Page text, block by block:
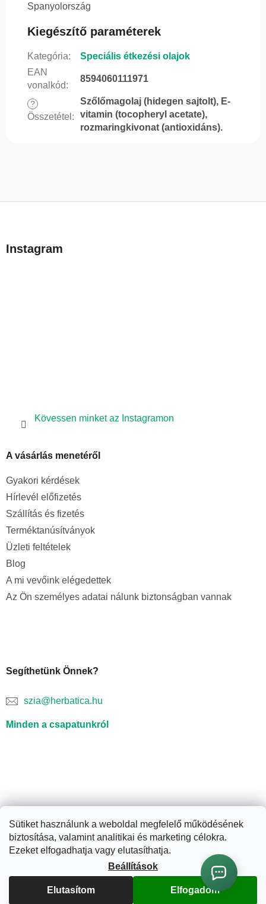
Sütiket használunk a weboldal megfelelő működésének
biztosítása, valamint analitikai és marketing célokra.
Ezeket elfogadhatja vagy elutasíthatja.
Beállítások
Elutasítom Elfogadom
Spanyolország
Kiegészítő paraméterek
Kategória:
Speciális étkezési olajok
EAN
vonalkód:
8594060111971
?
Összetétel :
Szőlőmagolaj (hidegen sajtolt), E-
vitamin (tocopheryl acetate),
rozmaringkivonat (antioxidáns).
Instagram
Kövessen minket az Instagramon
A vásárlás menetéről
Gyakori kérdések
Hírlevél előfizetés
Szállítás és fizetés
Terméktanúsítványok
Üzleti feltételek
Blog
A mi vevőink elégedettek
Az Ön személyes adatai nálunk biztonságban vannak
Segíthetünk Önnek?
szia@herbatica.hu
Minden a csapatunkról
Shoptet készítette
Copyright 2026Herbatica.hu. Minden jog fenntartva.Süti
beállítások szerkesztése